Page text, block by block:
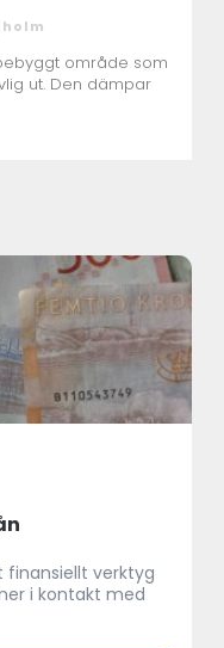
område som
ut. Den dämpar
finansiellt verktyg
i kontakt med